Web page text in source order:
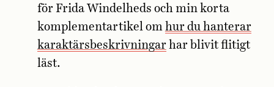
för Frida Windelheds och min korta
komplementartikel om hur du hanterar
karaktärsbeskrivningarhar blivit flitigt
läst.